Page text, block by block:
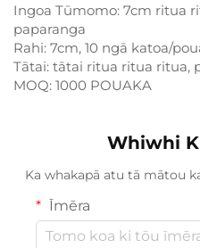
Ingoa Tūmomo: 7cm ritua
paparanga
Rahi: 7cm, 10 ngā katoa/
Tātai: tātai ritua ritua ritua,
MOQ: 1000 POUAKA
Whiwhi
Ka whakapā atu tā mātou
Īmēra